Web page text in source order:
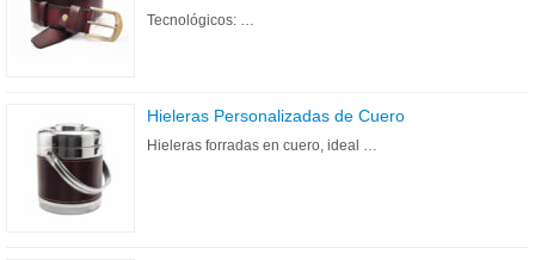
Tecnológicos: …
Hieleras Personalizadas de Cuero
Hieleras forradas en cuero, ideal …